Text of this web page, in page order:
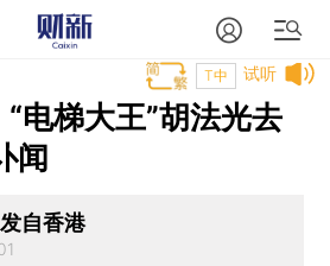
试听
T中
电梯大王”胡法光去
闻
自香港